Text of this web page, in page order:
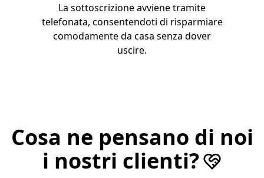
La sottoscrizione avviene tramite
telefonata, consentendoti di risparmiare
comodamente da casa senza dover
uscire.
Cosa ne pensano di noi
i nostri clienti?